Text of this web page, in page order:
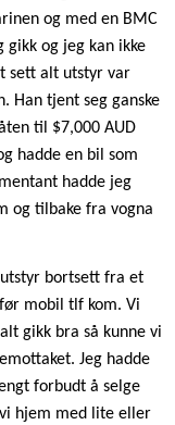
og med en BMC
gikk og jeg kan ikke
sett alt utstyr var
Han tjent seg ganske
til $7,000 AUD
hadde en bil som
hadde jeg
og tilbake fra vogna
utstyr bortsett fra et
mobil tlf kom. Vi
gikk bra så kunne vi
Jeg hadde
forbudt å selge
hjem med lite eller